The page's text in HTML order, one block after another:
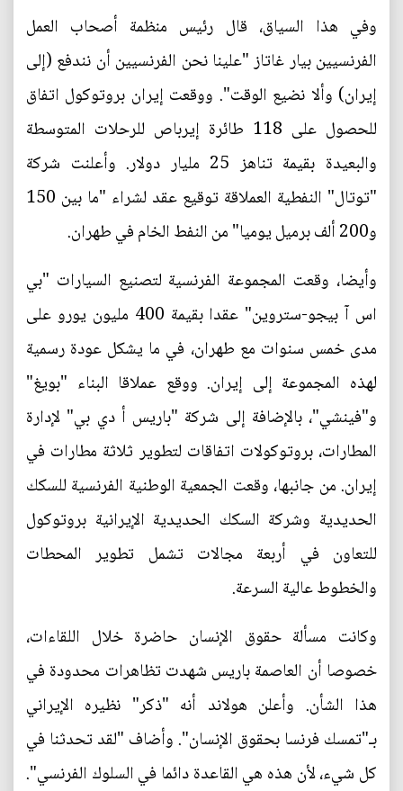
وفي هذا السياق، قال رئيس منظمة أصحاب العمل
الفرنسيين بيار غاتاز "علينا نحن الفرنسيين أن نندفع (إلى
إيران) وألا نضيع الوقت". ووقعت إيران بروتوكول اتفاق
للحصول على 118 طائرة إيرباص للرحلات المتوسطة
والبعيدة بقيمة تناهز 25 مليار دولار. وأعلنت شركة
"توتال" النفطية العملاقة توقيع عقد لشراء "ما بين 150
و200 ألف برميل يوميا" من النفط الخام في طهران.
وأيضا، وقعت المجموعة الفرنسية لتصنيع السيارات "بي
اس آ بيجو-ستروين" عقدا بقيمة 400 مليون يورو على
مدى خمس سنوات مع طهران، في ما يشكل عودة رسمية
لهذه المجموعة إلى إيران. ووقع عملاقا البناء "بويغ"
و"فينشي"، بالإضافة إلى شركة "باريس أ دي بي" لإدارة
المطارات، بروتوكولات اتفاقات لتطوير ثلاثة مطارات في
إيران. من جانبها، وقعت الجمعية الوطنية الفرنسية للسكك
الحديدية وشركة السكك الحديدية الإيرانية بروتوكول
للتعاون في أربعة مجالات تشمل تطوير المحطات
والخطوط عالية السرعة.
وكانت مسألة حقوق الإنسان حاضرة خلال اللقاءات،
خصوصا أن العاصمة باريس شهدت تظاهرات محدودة في
هذا الشأن. وأعلن هولاند أنه "ذكر" نظيره الإيراني
بـ"تمسك فرنسا بحقوق الإنسان". وأضاف "لقد تحدثنا في
كل شيء، لأن هذه هي القاعدة دائما في السلوك الفرنسي".